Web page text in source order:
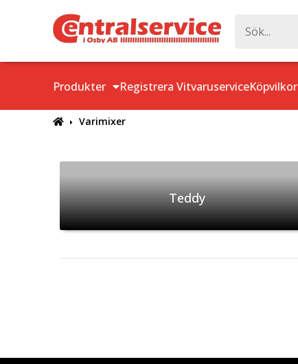
Produkter Registrera VitvaruserviceKöpvilkor
Varimixer
Teddy